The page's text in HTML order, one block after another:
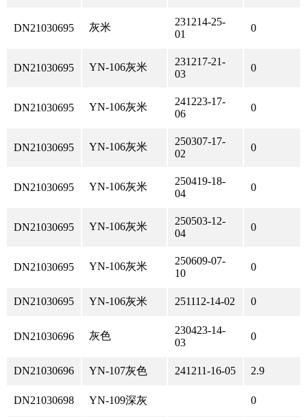
DN21030695 灰米
231214-25-
01
0
DN21030695 YN-106灰米
231217-21-
03
0
DN21030695 YN-106灰米
241223-17-
06
0
DN21030695 YN-106灰米
250307-17-
02
0
DN21030695 YN-106灰米
250419-18-
04
0
DN21030695 YN-106灰米
250503-12-
04
0
DN21030695 YN-106灰米
250609-07-
10
0
DN21030695 YN-106灰米 251112-14-02 0
DN21030696 灰色
230423-14-
03
0
DN21030696 YN-107灰色 241211-16-05 2.9
DN21030698 YN-109深灰 0